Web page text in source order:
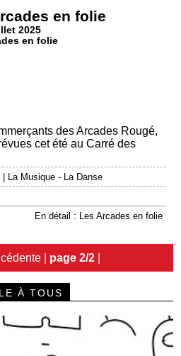
en folie
2025
en folie
des Arcades Rougé,
cet été au Carré des
La Musique - La Danse
En détail : Les Arcades en folie
| page 2/2|
À TOUS